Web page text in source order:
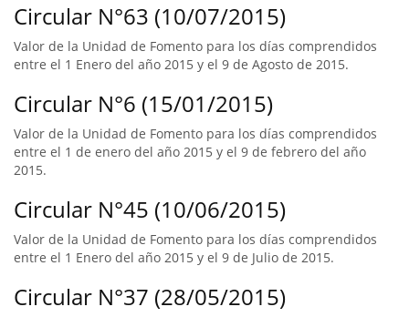
Circular N°63 (10/07/2015)
Valor de la Unidad de Fomento para los días comprendidos
entre el 1 Enero del año 2015 y el 9 de Agosto de 2015.
Circular N°6 (15/01/2015)
Valor de la Unidad de Fomento para los días comprendidos
entre el 1 de enero del año 2015 y el 9 de febrero del año
2015.
Circular N°45 (10/06/2015)
Valor de la Unidad de Fomento para los días comprendidos
entre el 1 Enero del año 2015 y el 9 de Julio de 2015.
Circular N°37 (28/05/2015)